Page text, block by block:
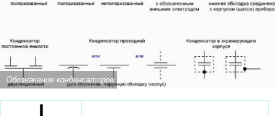
Обозначение конденсаторов